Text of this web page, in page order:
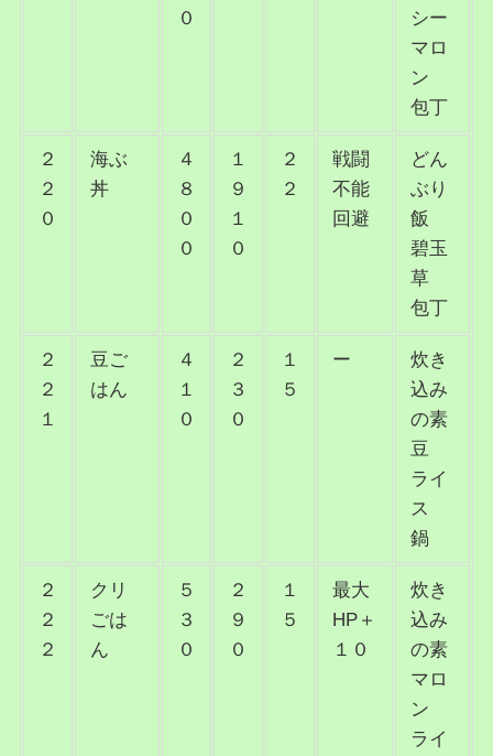
０
シー
マロ
ン
包丁
２
２
０
海ぶ
丼
４
８
０
０
１
９
１
０
２
２
戦闘
不能
回避
どん
ぶり
飯
碧玉
草
包丁
２
２
１
豆ご
はん
４
１
０
２
３
０
１
５
ー
炊き
込み
の素
豆
ライ
ス
鍋
２
２
２
クリ
ごは
ん
５
３
０
２
９
０
１
５
最大
HP＋
１０
炊き
込み
の素
マロ
ン
ライ